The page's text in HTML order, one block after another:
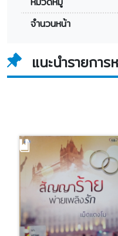
จำนวนหน้า
แนะนำรายกา